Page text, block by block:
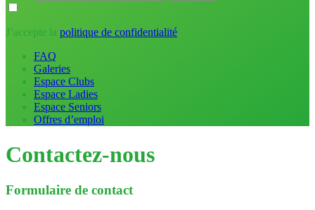
J’accepte la politique de confidentialité
FAQ
Galeries
Espace Clubs
Espace Ladies
Espace Seniors
Offres d’emploi
Contactez-nous
Formulaire de contact